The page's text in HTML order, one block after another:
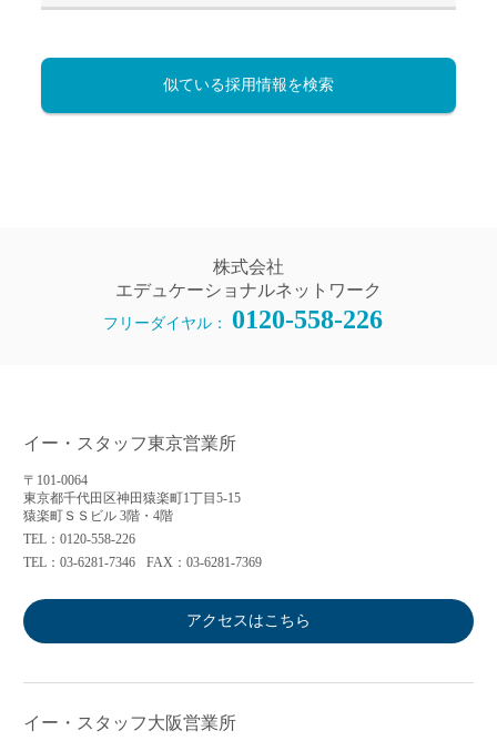
似ている採用情報を検索
株式会社
エデュケーショナルネットワーク
フリーダイヤル： 0120-558-226
イー・スタッフ東京営業所
〒101-0064
東京都千代田区神田猿楽町1丁目5-15
猿楽町ＳＳビル 3階・4階
TEL：0120-558-226
TEL：03-6281-7346
FAX：03-6281-7369
アクセスはこちら
イー・スタッフ大阪営業所